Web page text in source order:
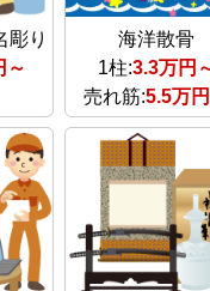
彫り
～
海洋散骨
1柱:3.3万円
売れ筋:5.5万